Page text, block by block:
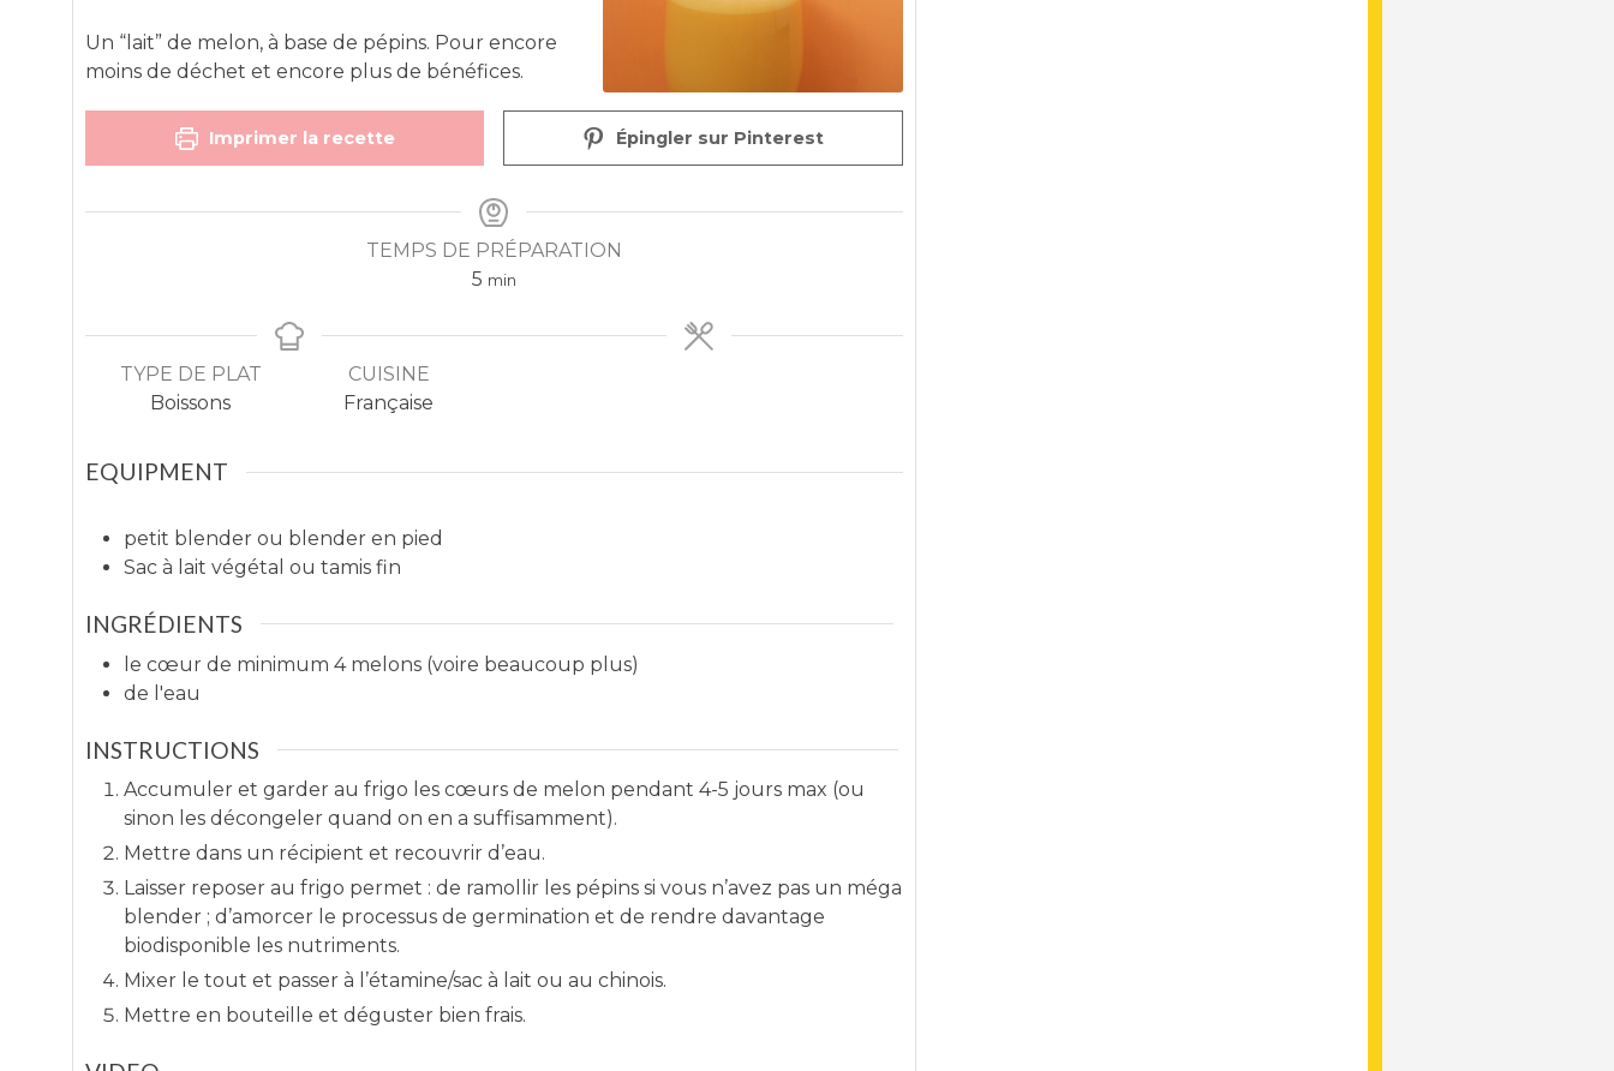
Un “lait” de melon, à base de pépins. Pour encore
moins de déchet et encore plus de bénéfices.
Imprimer la recette Épingler sur Pinterest
TEMPS DE PRÉPARATION
5 min
TYPE DE PLAT
Boissons
CUISINE
Française
EQUIPMENT
petit blender ou blender en pied
Sac à lait végétal ou tamis fin
INGRÉDIENTS
le cœur de minimum 4 melons (voire beaucoup plus)
de l'eau
INSTRUCTIONS
Accumuler et garder au frigo les cœurs de melon pendant 4-5 jours max (ou
sinon les décongeler quand on en a suffisamment).
Mettre dans un récipient et recouvrir d’eau.
Laisser reposer au frigo permet : de ramollir les pépins si vous n’avez pas un méga
blender ; d’amorcer le processus de germination et de rendre davantage
biodisponible les nutriments.
Mixer le tout et passer à l’étamine/sac à lait ou au chinois.
Mettre en bouteille et déguster bien frais.